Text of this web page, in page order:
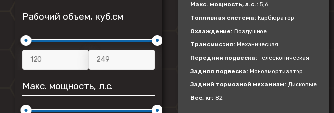
Рабочий объем, куб.см
Макс. мощность, л.с.
Макс. мощность, л.с.: 5,6
Топливная система: Карбюратор
Охлаждение: Воздушное
Трансмиссия: Механическая
Передняя подвеска: Телескопическая
Задняя подвеска: Моноамортизатор
Задний тормозной механизм: Дисковые
Вес, кг: 82